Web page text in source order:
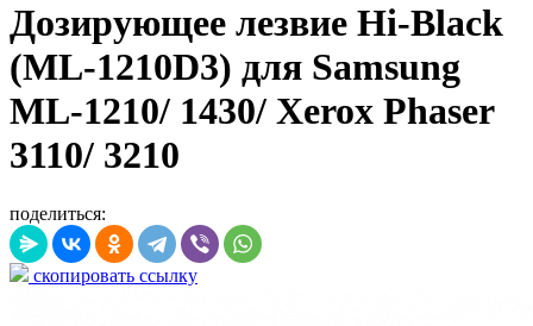
Дозирующее лезвие Hi-Black
(ML-1210D3) для Samsung
ML-1210/ 1430/ Xerox Phaser
3110/ 3210
поделиться:
скопировать ссылку